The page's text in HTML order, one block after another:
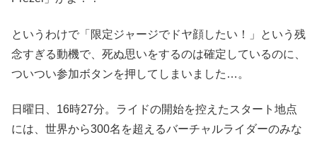
というわけで「限定ジャージでドヤ顔したい！」という残
念すぎる動機で、死ぬ思いをするのは確定しているのに、
ついつい参加ボタンを押してしまいました…。
日曜日、16時27分。ライドの開始を控えたスタート地点
には、世界から300名を超えるバーチャルライダーのみな